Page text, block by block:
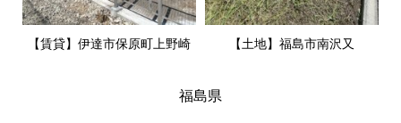
【賃貸】伊達市保原町上野崎 【土地】福島市南沢又
福島県